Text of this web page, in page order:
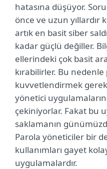
hatasına düşüyor.
önce ve uzun yıllardır
artık en basit siber
kadar güçlü değiller.
ellerindeki çok basit
kırabilirler. Bu nedenle
kuvvetlendirmek
yönetici
çekiniyorlar. Fakat bu
saklamanın
Parola yöneticiler bir
kullanımları gayet
uygulamalardır.